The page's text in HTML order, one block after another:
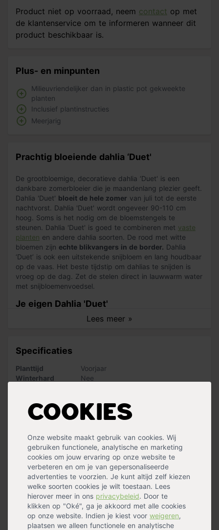
Cookies
Onze website maakt gebruik van cookies. Wij
gebruiken functionele, analytische en marketing
cookies om jouw ervaring op onze website te
verbeteren en om je van gepersonaliseerde
advertenties te voorzien. Je kunt altijd zelf kiezen
welke soorten cookies je wilt toestaan. Lees
hierover meer in ons privacybeleid. Door te
klikken op "Oké", ga je akkoord met alle cookies
op onze website. Indien je kiest voor weigeren,
plaatsen we alleen functionele en analytische
Product niet op voorraad, neem contact op met
de klantenservice om te informeren wanneer dit
product beschikbaar is.
Plus- en minpunten
Milieuvriendelijker dan in plastic pot gekweekte
planten
Inclusief plantinstructies
Meerjarig
Prachtig bloeiende dahlia ‘Duet'
De grootbloemige, decoratieve dahlia ‘Duet' is een
dankbare zomerbloeier die je maandenlang plezier geeft.
Dahlia 'Duet' bloeit de hele zomer van juli tot de eerste
nachtvorst. Dahlia 'Duet' wordt ongeveer 90-110 cm
hoog. Soms is het nodig om de bloemstengels te
steunen. Dahlia 'Duet' is goed te combineren met vaste
planten en andere dahlia soorten. De rood met witte
bloemen zijn echte blikvangers in de border. Dahlia
‘Duet’ is ook een uitstekende snijbloem en lang houdbaar
op de vaas. Het beste tijdstip om dahlias te snijden is
vroeg op de dag. Zet de stelen direct in lauwwarm water
met snijbloemenvoedsel.
Lees meer »
Je eigen Dahlia 'Duet'
plantgat met goede potgrond. Leg de knollen voorzichtig
in het plantgat en dek af met 3-5 cm aarde. De
plantafstand van de knollen is 30-60 cm. Geef na het
planten de knollen meteen wat water. Dahliasbloeien het
een vorstvrije plaats en je hebt er jarenlang plezier van.
van de bloembol
aan voor de juiste plantdiepte en -
afstand.
Specificaties
Planttijd
Voorjaar
Winterhard
Nee
Maximalehoogte
110 cm
Bloemkleur
Rood , Wit
Meer specificaties »
Handig voor erbij
Verplantschepje breed
op voorraad
8,99